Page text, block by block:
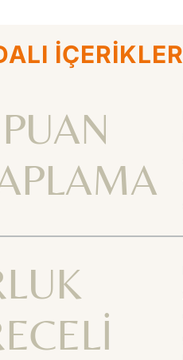
İÇERİKLER